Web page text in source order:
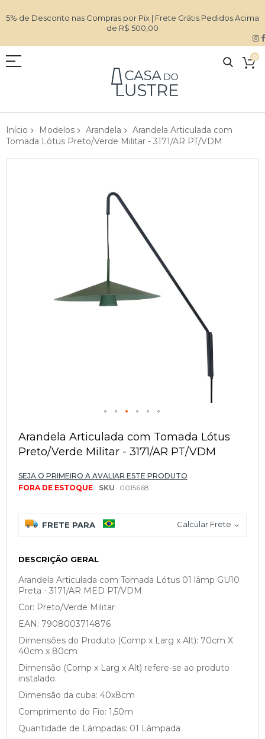
5% de Desconto nas Compras por Pix | Frete Grátis Pedidos Acima
de R$ 500,00
0
Início Modelos Arandela
Arandela Articulada com
Tomada Lótus Preto/Verde Militar - 3171/AR PT/VDM
para
o
início
Galeria
de
Arandela Articulada com Tomada Lótus
Preto/Verde Militar - 3171/AR PT/VDM
SEJA O PRIMEIRO A AVALIAR ESTE PRODUTO
FORA DE ESTOQUE
SKU 0015668
FRETE PARA Calcular Frete
DESCRIÇÃO GERAL
Arandela Articulada com Tomada Lótus 01 lâmp GU10
Preta - 3171/AR MED PT/VDM
Cor: Preto/Verde Militar
EAN: 7908003714876
Dimensões do Produto (Comp x Larg x Alt): 70cm X
40cm x 80cm
Dimensão (Comp x Larg x Alt) refere-se ao produto
instalado.
Dimensão da cuba: 40x8cm
Comprimento do Fio: 1,50m
Quantidade de Lâmpadas: 01 Lâmpada